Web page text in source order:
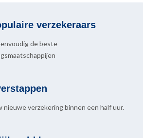
verzekeraars
de beste
nieuwe verzekering binnen een half uur.